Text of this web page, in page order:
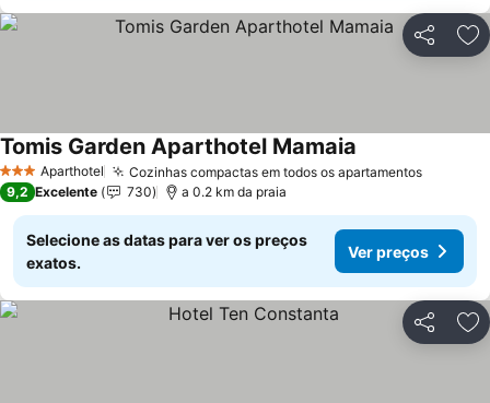
Partilhar
3 EstrelasAparthotel Cozinhas compactas em todos os apartamentosVer
Tomis Garden Aparthotel Mamaia
9,2 Excelente 730 a 0.2 km da praia
Selecione as datas para ver os preços
exatos.
Ver preços
Partilhar